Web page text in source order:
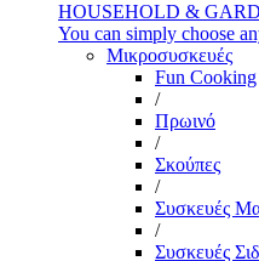
HOUSEHOLD &
You can simply choose
Μικροσυσκευές
Fun Cooking
/
Πρωινό
/
Σκούπες
/
Συσκευές
/
Συσκευές